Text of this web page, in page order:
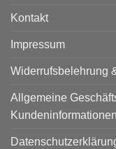
Kontakt
Impressum
Widerrufsbelehrung
Allgemeine
Kundeninformationen